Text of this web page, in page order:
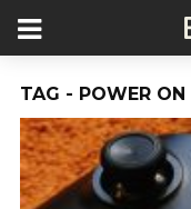
TAG - POWER ON